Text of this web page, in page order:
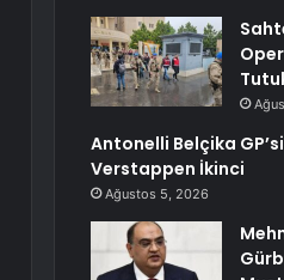
Antonelli Belçika
Verstappen İkinci
Ağustos 5, 2026